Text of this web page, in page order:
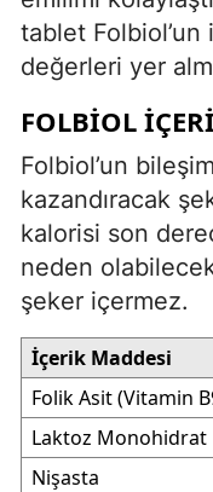
tablet
değerleri yer
FOLBIOL
Folbiol’un
kazandıracak
kalorisi son
neden
şeker içermez.
İçerik Maddesi
Folik Asit (Vitamin
Laktoz Monohidrat
Nişasta